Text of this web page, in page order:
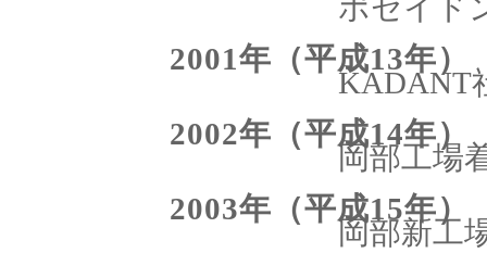
ポセイド
2001年（平成13年）
KADANT
2002年（平成14年）
岡部工場
2003年（平成15年）
岡部新工